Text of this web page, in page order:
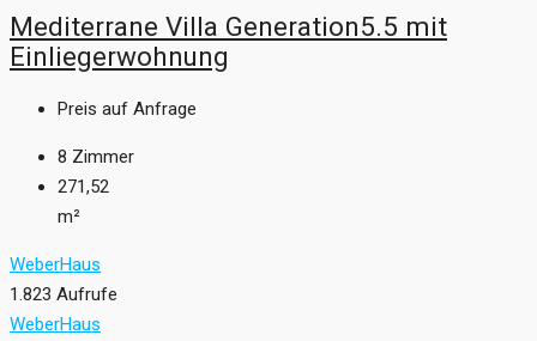
Mediterrane Villa Generation5.5 mit
Einliegerwohnung
Preis auf Anfrage
8 Zimmer
271,52
m²
WeberHaus
1.823 Aufrufe
WeberHaus